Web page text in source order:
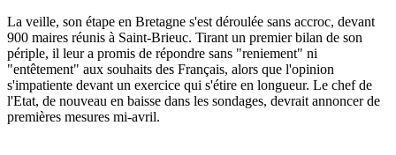
La veille, son étape en Bretagne s'est déroulée sans accroc, devant
900 maires réunis à Saint-Brieuc. Tirant un premier bilan de son
périple, il leur a promis de répondre sans "reniement" ni
"entêtement" aux souhaits des Français, alors que l'opinion
s'impatiente devant un exercice qui s'étire en longueur. Le chef de
l'Etat, de nouveau en baisse dans les sondages, devrait annoncer de
premières mesures mi-avril.